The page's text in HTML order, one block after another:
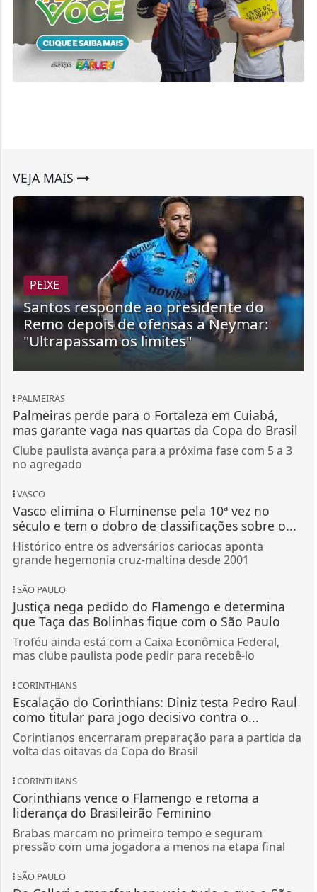
VEJA MAIS
PEIXE
Santos responde ao presidente do
Remo depois de ofensas a Neymar:
"Ultrapassam os limites"
PALMEIRAS
Palmeiras perde para o Fortaleza em Cuiabá,
mas garante vaga nas quartas da Copa do Brasil
Clube paulista avança para a próxima fase com 5 a 3
no agregado
VASCO
Vasco elimina o Fluminense pela 10ª vez no
século e tem o dobro de classificações sobre o...
Histórico entre os adversários cariocas aponta
grande hegemonia cruz-maltina desde 2001
SÃO PAULO
Justiça nega pedido do Flamengo e determina
que Taça das Bolinhas fique com o São Paulo
Troféu ainda está com a Caixa Econômica Federal,
mas clube paulista pode pedir para recebê-lo
CORINTHIANS
Escalação do Corinthians: Diniz testa Pedro Raul
como titular para jogo decisivo contra o...
Corintianos encerraram preparação para a partida da
volta das oitavas da Copa do Brasil
CORINTHIANS
Corinthians vence o Flamengo e retoma a
liderança do Brasileirão Feminino
Brabas marcam no primeiro tempo e seguram
pressão com uma jogadora a menos na etapa final
SÃO PAULO